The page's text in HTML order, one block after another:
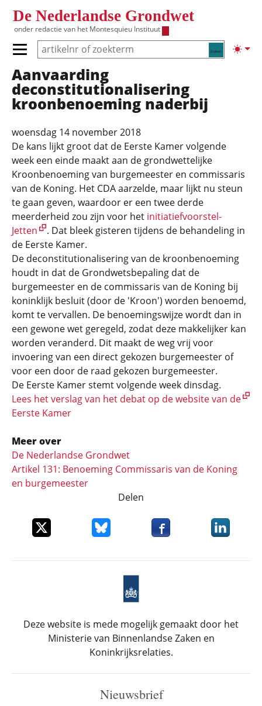
De Nederlandse Grondwet
onder redactie van het Montesquieu Instituut
Zoeken
Primair menu tonen/verbergen
Hoofdnavigatie
Aanvaarding
deconstitutionalisering
kroonbenoeming naderbij
woensdag 14 november 2018
De kans lijkt groot dat de Eerste Kamer volgende
week een einde maakt aan de grondwettelijke
Kroonbenoeming van burgemeester en commissaris
van de Koning. Het CDA aarzelde, maar lijkt nu steun
te gaan geven, waardoor er een twee derde
meerderheid zou zijn voor het initiatiefvoorstel-
Jetten
. Dat bleek gisteren tijdens de behandeling in
de Eerste Kamer.
De deconstitutionalisering van de kroonbenoeming
houdt in dat de Grondwetsbepaling dat de
burgemeester en de commissaris van de Koning bij
koninklijk besluit (door de 'Kroon') worden benoemd,
komt te vervallen. De benoemingswijze wordt dan in
een gewone wet geregeld, zodat deze makkelijker kan
worden veranderd. Dit maakt de weg vrij voor
invoering van een direct gekozen burgemeester of
voor een door de raad gekozen burgemeester.
De Eerste Kamer stemt volgende week dinsdag.
Lees het verslag van het debat op de website van de
Eerste Kamer
Meer over
De Nederlandse Grondwet
Artikel 131: Benoeming Commissaris van de Koning
en burgemeester
Delen
Deel dit item op XDeel dit item op Bluesky
Deel dit item opDeel dit
Deze website is mede mogelijk gemaakt door het
Ministerie van Binnenlandse Zaken en
Koninkrijksrelaties.
Nieuwsbrief